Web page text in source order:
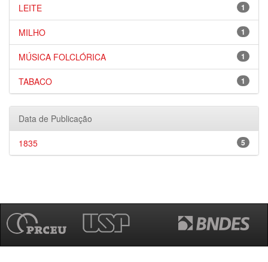
1
LEITE
1
MILHO
1
MÚSICA FOLCLÓRICA
1
TABACO
Data de Publicação
5
1835